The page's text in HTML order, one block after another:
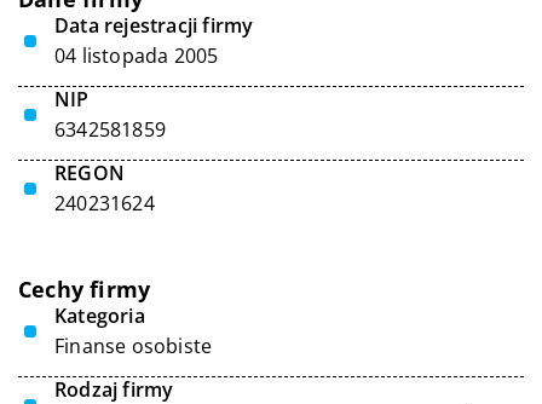
Data rejestracji firmy
04 listopada 2005
NIP
6342581859
REGON
240231624
Cechy firmy
Kategoria
Finanse osobiste
Rodzaj firmy